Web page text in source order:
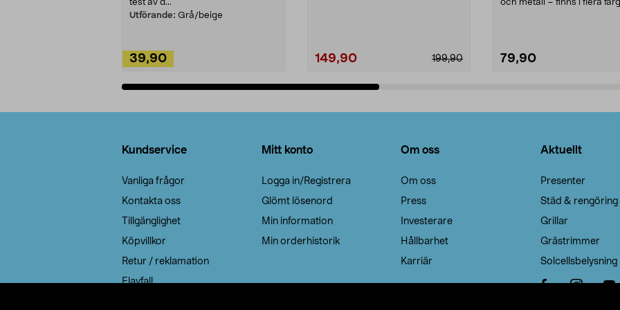
test av d...
Utförande: Grå/beige
39,90 199,90
149,90
och metall – finns i flera
79,90
Kundservice
Vanliga frågor
Kontakta oss
Tillgänglighet
Köpvillkor
Retur / reklamation
Elavfall
Mitt konto
Logga in/Registrera
Glömt lösenord
Min information
Min orderhistorik
Om oss
Om oss
Press
Investerare
Hållbarhet
Karriär
Aktuellt
Presenter
Städ & rengöring
Grillar
Grästrimmer
Solcellsbelysning